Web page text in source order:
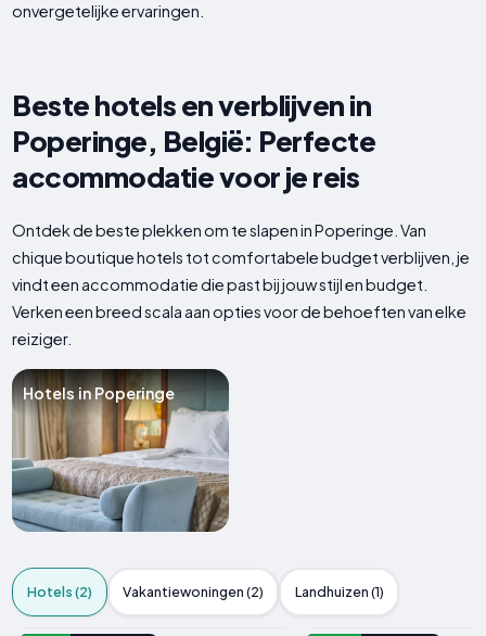
onvergetelijke ervaringen.
Beste hotels en verblijven in
Poperinge, België: Perfecte
accommodatie voor je reis
Ontdek de beste plekken om te slapen in Poperinge. Van
chique boutique hotels tot comfortabele budget verblijven, je
vindt een accommodatie die past bij jouw stijl en budget.
Verken een breed scala aan opties voor de behoeften van elke
reiziger.
Hotels in Poperinge
Hotels (2) Vakantiewoningen (2) Landhuizen (1)